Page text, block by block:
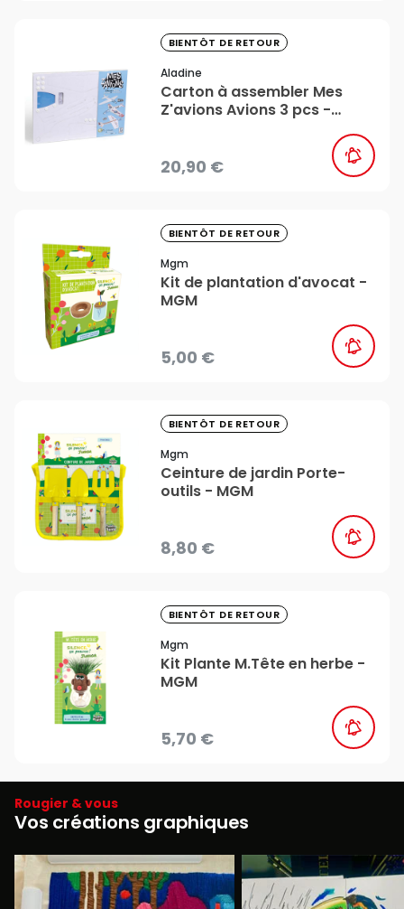
BIENTÔT DE RETOUR
Aladine
Carton à assembler Mes
Z'avions Avions 3 pcs -
20,90 €
BIENTÔT DE RETOUR
Mgm
Kit de plantation d'avocat -
MGM
5,00 €
BIENTÔT DE RETOUR
Mgm
Ceinture de jardin Porte-
outils - MGM
8,80 €
BIENTÔT DE RETOUR
Mgm
Kit Plante M.Tête en herbe -
MGM
5,70 €
Rougier & vous
Vos créations graphiques